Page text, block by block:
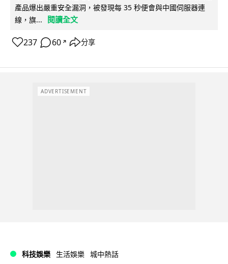
產品爆出嚴重安全漏洞，被發現每 35 秒便會與中國伺服器連
線，旗...
閱讀全文
237 60 ↗ 分享
ADVERTISEMENT
科技娛樂 生活娛樂 城中熱話